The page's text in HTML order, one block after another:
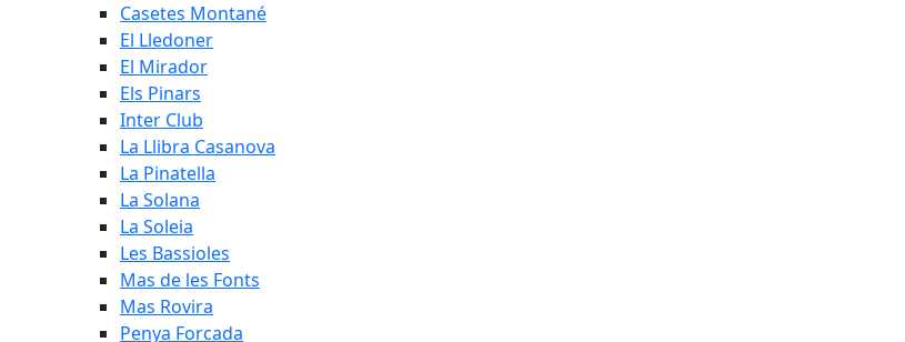
Casetes Montané
El Lledoner
El Mirador
Els Pinars
Inter Club
La Llibra Casanova
La Pinatella
La Solana
La Soleia
Les Bassioles
Mas de les Fonts
Mas Rovira
Penya Forcada